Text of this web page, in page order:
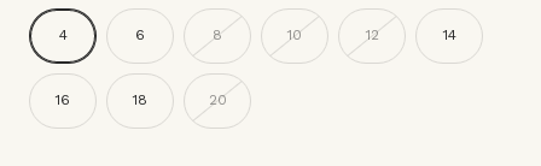
4 6 8 10 12 14
16 18 20